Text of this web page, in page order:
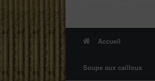
Accueil
Soupe aux cailloux